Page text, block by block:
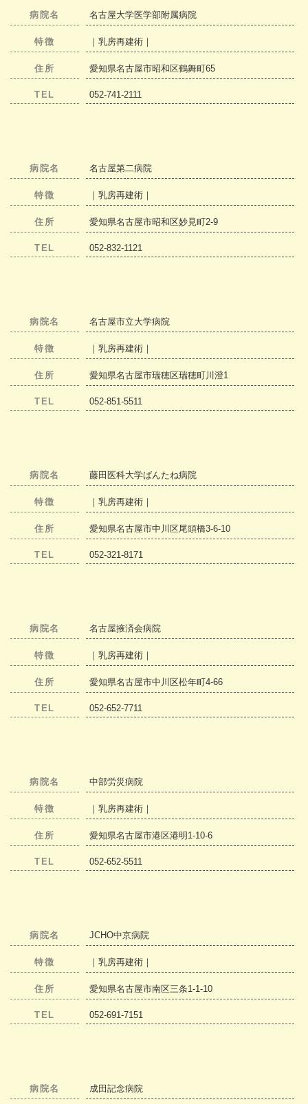
病院名 名古屋大学医学部附属病院
特徴 ｜乳房再建術｜
住所 愛知県名古屋市昭和区鶴舞町65
TEL 052-741-2111
病院名 名古屋第二病院
特徴 ｜乳房再建術｜
住所 愛知県名古屋市昭和区妙見町2-9
TEL 052-832-1121
病院名 名古屋市立大学病院
特徴 ｜乳房再建術｜
住所 愛知県名古屋市瑞穂区瑞穂町川澄1
TEL 052-851-5511
病院名 藤田医科大学ばんたね病院
特徴 ｜乳房再建術｜
住所 愛知県名古屋市中川区尾頭橋3-6-10
TEL 052-321-8171
病院名 名古屋掖済会病院
特徴 ｜乳房再建術｜
住所 愛知県名古屋市中川区松年町4-66
TEL 052-652-7711
病院名 中部労災病院
特徴 ｜乳房再建術｜
住所 愛知県名古屋市港区港明1-10-6
TEL 052-652-5511
病院名 JCHO中京病院
特徴 ｜乳房再建術｜
住所 愛知県名古屋市南区三条1-1-10
TEL 052-691-7151
病院名 成田記念病院